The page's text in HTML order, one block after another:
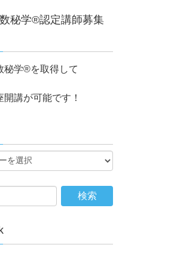
秘学®認定講師募集
秘学®を取得して
講が可能です！